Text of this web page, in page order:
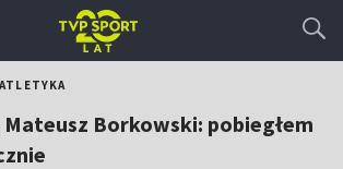
Mateusz Borkowski: pobiegłem